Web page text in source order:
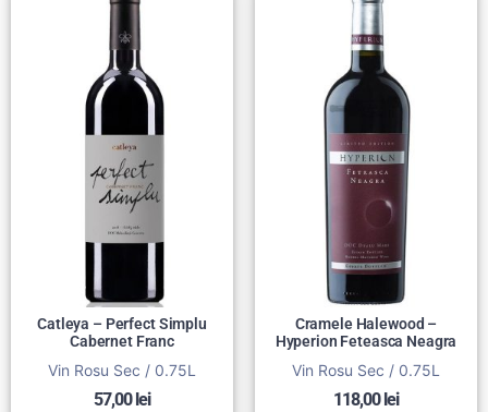
Catleya – Perfect Simplu
Cabernet Franc
Vin Rosu Sec / 0.75L
57,00lei
Cramele Halewood –
Hyperion Feteasca Neagra
Vin Rosu Sec / 0.75L
118,00lei